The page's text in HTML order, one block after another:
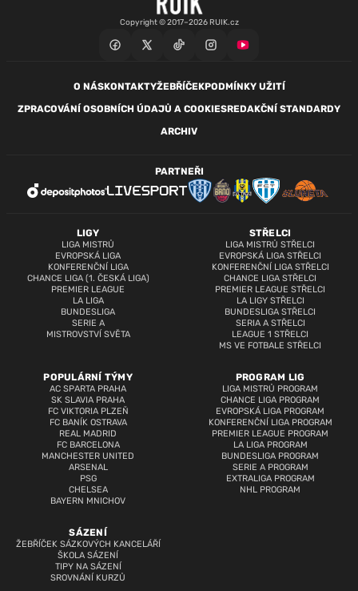
Copyright © 2017–2026 RUIK.cz
O NÁSKONTAKTYŽEBŘÍČEKPODMÍNKY UŽITÍ
ZPRACOVÁNÍ OSOBNÍCH ÚDAJŮ A COOKIESREDAKČNÍ STANDARDY
ARCHIV
LIGY
LIGA MISTRŮ
EVROPSKÁ LIGA
KONFERENČNÍ LIGA
CHANCE LIGA (1. ČESKÁ LIGA)
PREMIER LEAGUE
LA LIGA
BUNDESLIGA
SERIE A
MISTROVSTVÍ SVĚTA
STŘELCI
LIGA MISTRŮ STŘELCI
EVROPSKÁ LIGA STŘELCI
KONFERENČNÍ LIGA STŘELCI
CHANCE LIGA STŘELCI
PREMIER LEAGUE STŘELCI
LA LIGY STŘELCI
BUNDESLIGA STŘELCI
SERIA A STŘELCI
LEAGUE 1 STŘELCI
MS VE FOTBALE STŘELCI
POPULÁRNÍ TÝMY
AC SPARTA PRAHA
SK SLAVIA PRAHA
FC VIKTORIA PLZEŇ
FC BANÍK OSTRAVA
REAL MADRID
FC BARCELONA
MANCHESTER UNITED
ARSENAL
PSG
CHELSEA
BAYERN MNICHOV
PROGRAM LIG
LIGA MISTRŮ PROGRAM
CHANCE LIGA PROGRAM
EVROPSKÁ LIGA PROGRAM
KONFERENČNÍ LIGA PROGRAM
PREMIER LEAGUE PROGRAM
LA LIGA PROGRAM
BUNDESLIGA PROGRAM
SERIE A PROGRAM
EXTRALIGA PROGRAM
NHL PROGRAM
SÁZENÍ
ŽEBŘÍČEK SÁZKOVÝCH KANCELÁŘÍ
ŠKOLA SÁZENÍ
TIPY NA SÁZENÍ
SROVNÁNÍ KURZŮ
PARTNEŘI